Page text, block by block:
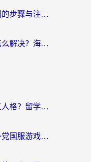
海外看爱奇艺解除地区限制的步骤与注意事项详解：留学生必看的无卡顿追剧指南
手机海外地区看视频限制怎么解决？海外党追剧看片的实用指南
在国外用什么加速器打第五人格？留学生亲测：这6个功能才是关键！
比利时怎么玩三国杀？海外党国服游戏加速器终极指南（附问道CODOL优化方案）